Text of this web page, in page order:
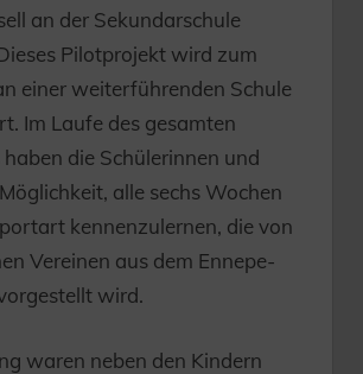
an der Sekundarschule
Pilotprojekt wird zum
einer weiterführenden Schule
Im Laufe des gesamten
die Schülerinnen und
alle sechs Wochen
kennenzulernen, die von
Vereinen aus dem Ennepe-
wird.
waren neben den Kindern